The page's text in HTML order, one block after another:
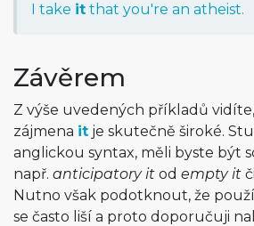
I take it that you're an atheist.
Závěrem
Z výše uvedených příkladů
zájmena it je skutečně široké.
anglickou syntax, měli byste být
např. anticipatory it od empty it či
Nutno však podotknout, že
se často liší a proto doporučuji